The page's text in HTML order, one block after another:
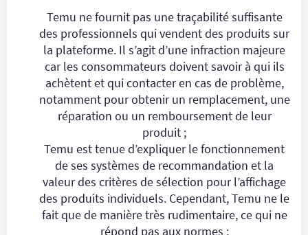
Temu ne fournit pas une traçabilité suffisante
des professionnels qui vendent des produits sur
la plateforme. Il s’agit d’une infraction majeure
car les consommateurs doivent savoir à qui ils
achètent et qui contacter en cas de problème,
notamment pour obtenir un remplacement, une
réparation ou un remboursement de leur
produit ;
Temu est tenue d’expliquer le fonctionnement
de ses systèmes de recommandation et la
valeur des critères de sélection pour l’affichage
des produits individuels. Cependant, Temu ne le
fait que de manière très rudimentaire, ce qui ne
répond pas aux normes ;